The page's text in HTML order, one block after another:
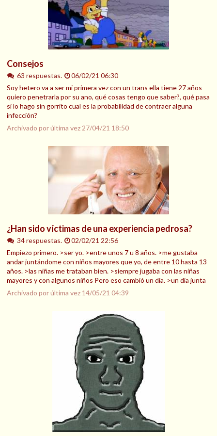
Consejos
63 respuestas.
06/02/21 06:30
Soy hetero va a ser mi primera vez con un trans ella tiene 27 años
quiero penetrarla por su ano, qué cosas tengo que saber?, qué pasa
si lo hago sin gorrito cual es la probabilidad de contraer alguna
infección?
Archivado por última vez 27/04/21 18:50
¿Han sido víctimas de una experiencia pedrosa?
34 respuestas.
02/02/21 22:56
Empiezo primero. >ser yo. >entre unos 7 u 8 años. >me gustaba
andar juntándome con niños mayores que yo, de entre 10 hasta 13
años. >las niñas me trataban bien. >siempre jugaba con las niñas
mayores y con algunos niños Pero eso cambió un día. >un día junta
Archivado por última vez 14/05/21 04:39